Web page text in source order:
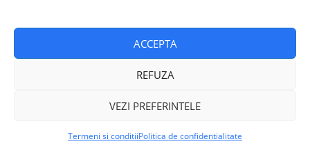
ACCEPTA
REFUZA
VEZI PREFERINTELE
Termeni si conditiiPolitica de confidentialitate